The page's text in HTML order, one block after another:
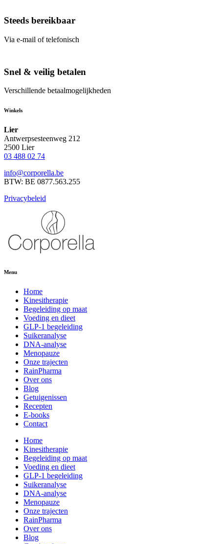
Steeds bereikbaar
Via e-mail of telefonisch
Snel & veilig betalen
Verschillende betaalmogelijkheden
Winkels
Lier
Antwerpsesteenweg 212
2500 Lier
03 488 02 74
info@corporella.be
BTW: BE 0877.563.255
Privacybeleid
Menu
Home
Kinesitherapie
Begeleiding op maat
Voeding en dieet
GLP-1 begeleiding
Suikeranalyse
DNA-analyse
Menopauze
Onze trajecten
RainPharma
Over ons
Blog
Getuigenissen
Recepten
E-books
Contact
Home
Kinesitherapie
Begeleiding op maat
Voeding en dieet
GLP-1 begeleiding
Suikeranalyse
DNA-analyse
Menopauze
Onze trajecten
RainPharma
Over ons
Blog